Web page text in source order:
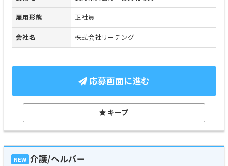
雇用形態 正社員
会社名 株式会社リーチング
応募画面に進む
キープ
NEW 介護/ヘルパー